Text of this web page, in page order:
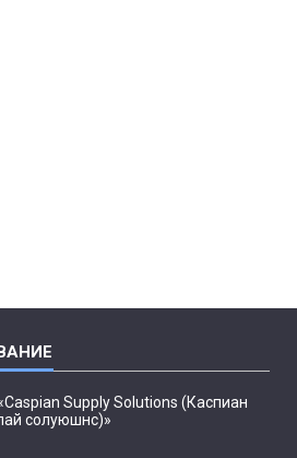
Supply Solutions (Каспиан
солуюшнс)»